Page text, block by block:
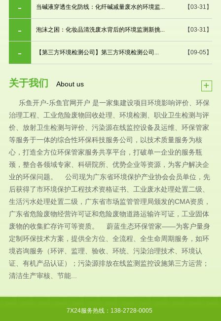
【03-31】
当碱液穿透生化防线：化纤碱减量废水的环境监...
【03-31】
泡沫之困：化妆品清洗废水背后的环境监测新挑...
【09-05】
【第三方环境检测公司】第三方环境检测公司...
关于我们 About us +
乐鱼开户-乐鱼官网开户 是一家集建设项目环境影响评价、环保
治理工程、工业危险废物回收处理、环境检测、职业卫生检测与评
价、放射卫生检测与评价、污染源在线监控设备及运维、环保管家
等服务于一体的综合性环保科技服务公司，以技术质量服务为核
心，打造全方位环保管家服务共享平台，打破单一企业的服务瓶
颈，整合各领域专家、科研院所、优势企业等资源，为客户解决企
业的环保问题。 公司现为广东省环境保护产业协会会员单位，先
后获得了市环境保护工程技术资格证书、工业废水处理处置二级、
生活污水处理处置二级，广东省市场监管管理局颁发的CMA资质，
广东省危险废物经营许可证和危险废物道路运输许可证，工业固体
废物的收集贮存许可等资质。 蔚蓝生态环保管家——为客户量身
定制环保技术方案，提供全方位、全流程、全生命周期服务，如环
境咨询服务（环评、监理、验收、环统、污染治理技术、环境认
证、有机产品认证）；污染源排放在线监测监控设施第三方运营；
清洁生产审核、节能...
7X24服务热线：138-2728-0005